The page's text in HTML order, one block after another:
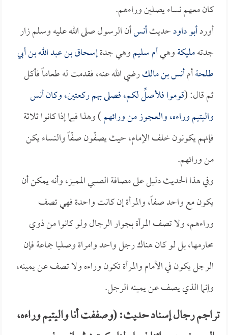
كان معهم نساء يصلين وراءهم.
أوردأبو داودحديثأنسأن الرسول صلى الله عليه وسلم زار
جدتهمليكةوهيأم سليموهي جدةإسحاق بن عبد الله بن أبي
طلحةأمأنس بن مالكرضي الله عنه، فقدمت له طعاماً فأكل
ثم قال: (قوموا فلأصلِّ لكم، فصلى بهم ركعتين، وكانأنس
واليتيم وراءه، والعجوز من ورائهم) وهذا فيما إذا كانوا ثلاثة
فإنهم يكونون خلف الإمام، حيث يصفّون صفّاً والنساء يكن
من ورائهم.
وفي هذا الحديث دليل على مصافة الصبي المميز، وأنه يمكن أن
يكون مع واحد صفاً، والمرأة إن كانت واحدة فهي تصف
وراءهم، ولا تصف المرأة بجوار الرجال ولو كانوا من ذوي
محارمها، بل لو كان هناك رجل واحد وامراة وصليا جماعة فإن
الرجل يكون في الأمام والمرأة تكون وراءه ولا تصف عن يمينه،
وإنما الذي يصف عن يمينه الرجل.
تراجم رجال إسناد حديث: (وصففت أنا واليتيم وراءه،